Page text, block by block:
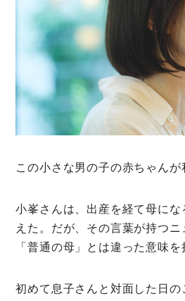
この小さな男の子の赤ちゃん
小峯さんは、出産を経て母に
えた。だが、その言葉が持つ
「普通の母」とは違った意味を
初めて息子さんと対面した日